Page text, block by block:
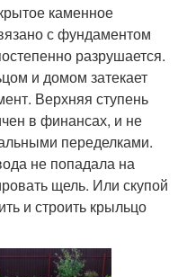
каменное
с фундаментом
разрушается.
и домом затекает
Верхняя ступень
в финансах, и не
переделками.
не попадала на
щель. Или скупой
и строить крыльцо